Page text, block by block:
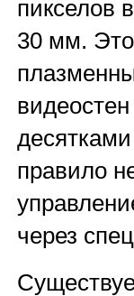
пикселов
30 мм.
правило
через